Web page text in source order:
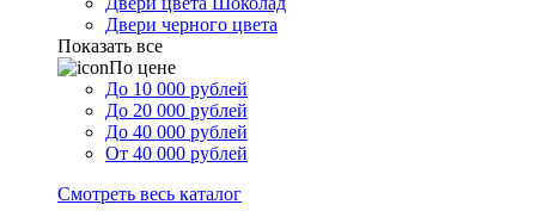
Двери черного цвета
Показать все
По цене
До 10 000 рублей
До 20 000 рублей
До 40 000 рублей
От 40 000 рублей
Смотреть весь каталог